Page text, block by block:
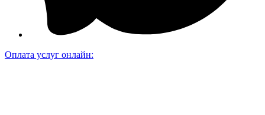
Оплата услуг онлайн: